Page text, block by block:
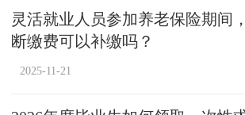
灵活就业人员参加养老保险期间
断缴费可以补缴吗？
2025-11-21